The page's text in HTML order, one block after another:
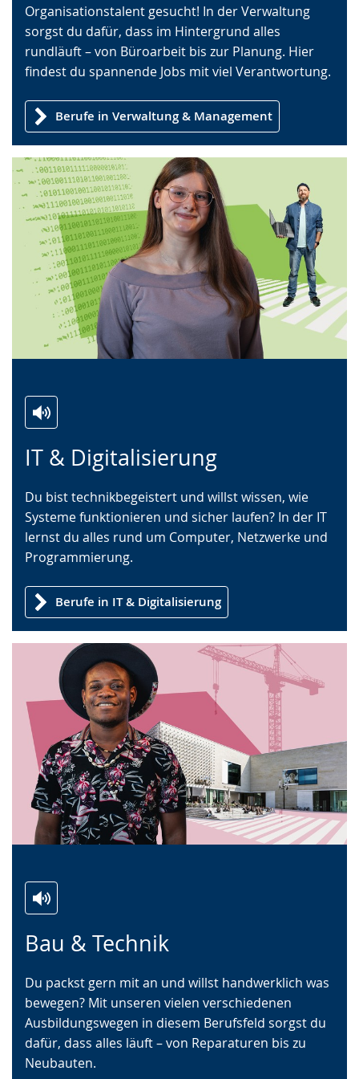
wechseln.
Deutscher
Gebärdensprache
wird
angezeigt.
Organisationstalent gesucht! In der Verwaltung
sorgst du dafür, dass im Hintergrund alles
rundläuft – von Büroarbeit bis zur Planung. Hier
findest du spannende Jobs mit viel Verantwortung.
Berufe in Verwaltung & Management
IT & Digitalisierung
Leichten
wechseln.
Audio-
Video
Deutscher
Gebärdensprache
wird
angezeigt.
Du bist technikbegeistert und willst wissen, wie
Systeme funktionieren und sicher laufen? In der IT
lernst du alles rund um Computer, Netzwerke und
Programmierung.
Berufe in IT & Digitalisierung
Bau & Technik
Leichten
wechseln.
Audio-
Video
Deutscher
Gebärdensprache
wird
angezeigt.
Du packst gern mit an und willst handwerklich was
bewegen? Mit unseren vielen verschiedenen
Ausbildungswegen in diesem Berufsfeld sorgst du
dafür, dass alles läuft – von Reparaturen bis zu
Neubauten.